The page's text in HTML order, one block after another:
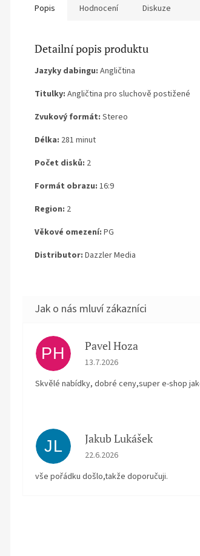
Popis Hodnocení Diskuze
Detailní popis produktu
Jazyky dabingu: Angličtina
Titulky: Angličtina pro sluchově postižené
Zvukový formát: Stereo
Délka: 281 minut
Počet disků: 2
Formát obrazu: 16:9
Region: 2
Věkové omezení: PG
Distributor: Dazzler Media
PH Pavel Hoza
Hodnocení obchodu je 5 z 5
13.7.2026
Skvělé nabídky, dobré ceny,super e-shop
JL Jakub Lukášek
Hodnocení obchodu je 5 z 5
22.6.2026
vše pořádku došlo,takže doporučuji.